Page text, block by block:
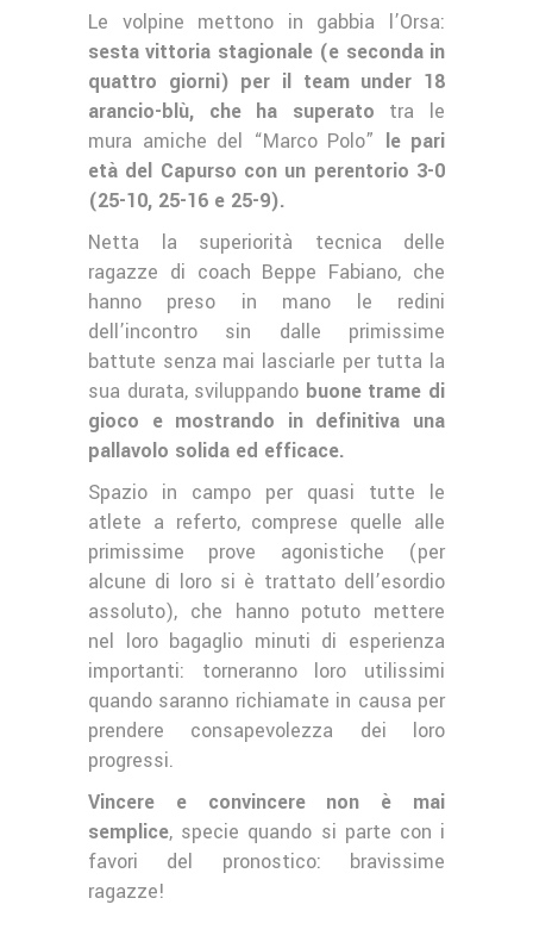
Le volpine mettono in gabbia l’Orsa:
sesta vittoria stagionale (e seconda in
quattro giorni) per il team under 18
arancio-blù, che ha superato tra le
mura amiche del “Marco Polo” le pari
età del Capurso con un perentorio 3-0
(25-10, 25-16 e 25-9).
Netta la superiorità tecnica delle
ragazze di coach Beppe Fabiano, che
hanno preso in mano le redini
dell’incontro sin dalle primissime
battute senza mai lasciarle per tutta la
sua durata, sviluppando buone trame di
gioco e mostrando in definitiva una
pallavolo solida ed efficace.
Spazio in campo per quasi tutte le
atlete a referto, comprese quelle alle
primissime prove agonistiche (per
alcune di loro si è trattato dell’esordio
assoluto), che hanno potuto mettere
nel loro bagaglio minuti di esperienza
importanti: torneranno loro utilissimi
quando saranno richiamate in causa per
prendere consapevolezza dei loro
progressi.
Vincere e convincere non è mai
semplice, specie quando si parte con i
favori del pronostico: bravissime
ragazze!